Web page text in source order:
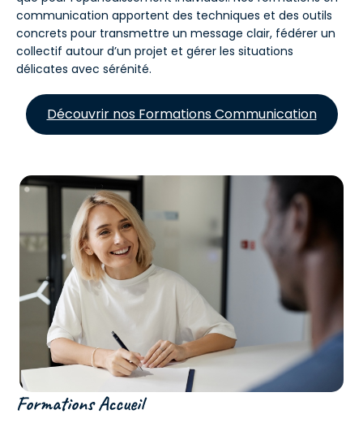
communication apportent des techniques et des outils
concrets pour transmettre un message clair, fédérer un
collectif autour d’un projet et gérer les situations
délicates avec sérénité.
Découvrir nos Formations Communication
Formations Accueil